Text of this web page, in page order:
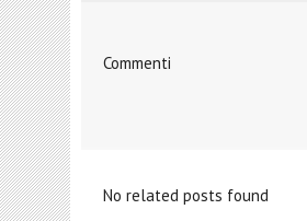
Commenti
No related posts found